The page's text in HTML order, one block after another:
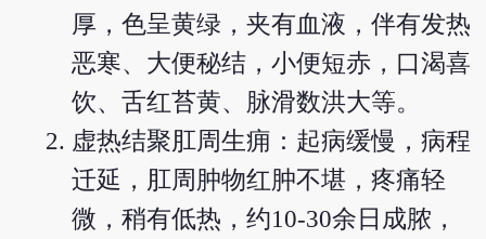
厚，色呈黄绿，夹有血液，伴有发热
恶寒、大便秘结，小便短赤，口渴喜
饮、舌红苔黄、脉滑数洪大等。
虚热结聚肛周生痈：起病缓慢，病程
迁延，肛周肿物红肿不堪，疼痛轻
微，稍有低热，约10-30余日成脓，